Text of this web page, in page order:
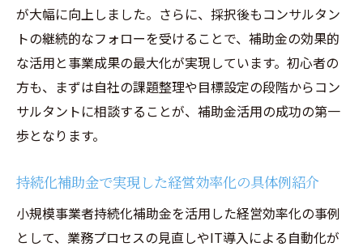
が大幅に向上しました。さらに、採択後もコンサルタン
トの継続的なフォローを受けることで、補助金の効果的
な活用と事業成果の最大化が実現しています。初心者の
方も、まずは自社の課題整理や目標設定の段階からコン
サルタントに相談することが、補助金活用の成功の第一
歩となります。
持続化補助金で実現した経営効率化の具体例紹介
小規模事業者持続化補助金を活用した経営効率化の事例
として、業務プロセスの見直しやIT導入による自動化が